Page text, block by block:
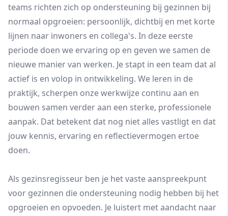
teams richten zich op ondersteuning bij gezinnen bij
normaal opgroeien: persoonlijk, dichtbij en met korte
lijnen naar inwoners en collega's. In deze eerste
periode doen we ervaring op en geven we samen de
nieuwe manier van werken. Je stapt in een team dat al
actief is en volop in ontwikkeling. We leren in de
praktijk, scherpen onze werkwijze continu aan en
bouwen samen verder aan een sterke, professionele
aanpak. Dat betekent dat nog niet alles vastligt en dat
jouw kennis, ervaring en reflectievermogen ertoe
doen.
Als gezinsregisseur ben je het vaste aanspreekpunt
voor gezinnen die ondersteuning nodig hebben bij het
opgroeien en opvoeden. Je luistert met aandacht naar